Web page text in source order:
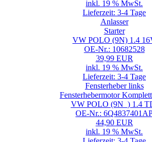
inkl. 19 % MwSt.
Lieferzeit: 3-4 Tage
Anlasser
Starter
VW POLO (9N) 1.4
OE-Nr.: 10682528
39,99 EUR
inkl. 19 % MwSt.
Lieferzeit: 3-4 Tage
Fensterheber links
Fensterhebermotor
VW POLO (9N_) 1.4
OE-Nr.:
44,90 EUR
inkl. 19 % MwSt.